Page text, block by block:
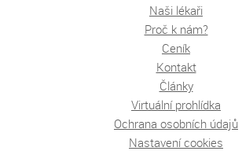
Naši lékaři
Proč k nám?
Ceník
Kontakt
Články
Virtuální prohlídka
Ochrana osobních údajů
Nastavení cookies